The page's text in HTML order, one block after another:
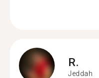
R.
Jeddah